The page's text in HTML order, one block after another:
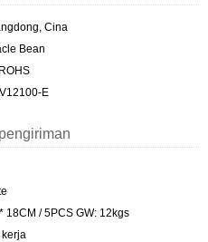
Cina
Bean
E
18CM / 5PCS GW: 12kgs